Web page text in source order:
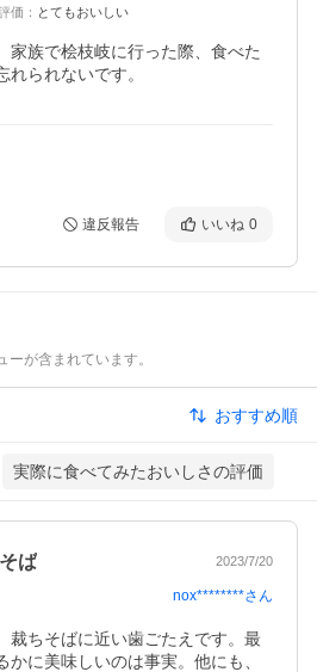
価 ： とてもおいしい
家族で桧枝岐に行った際、食べた
られないです。
違反報告 いいね 0
が含まれています。
おすすめ順
実際に食べてみたおいしさの評価
ば 2023/7/20
nox********さん
裁ちそばに近い歯ごたえです。最
かに美味しいのは事実。他にも、